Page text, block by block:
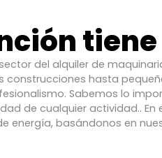
del alquiler de
hasta
Sabemos lo
de cualquier actividad..
energía, basándonos en